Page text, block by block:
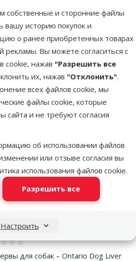
собственные и сторонние файлы
вашу историю покупок и
о ранее приобретенных товарах
рекламы. Вы можете согласиться с
cookie, нажав "Разрешить все
их, нажав "Отклонить".
всех файлов cookie, мы
файлы cookie, которые
сайта и не требуют согласия
об использовании файлов
или отзыве согласия вы
использования файлов cookie.
Разрешить все
Настроить
101–400 г
и
собак
Animonda
4017721826143
продукты
для собак – Ontario Dog
0%
€
для собак – Ontario Dog Liver
0%